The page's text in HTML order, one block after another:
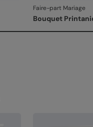
Faire-part Mariage
Bouquet